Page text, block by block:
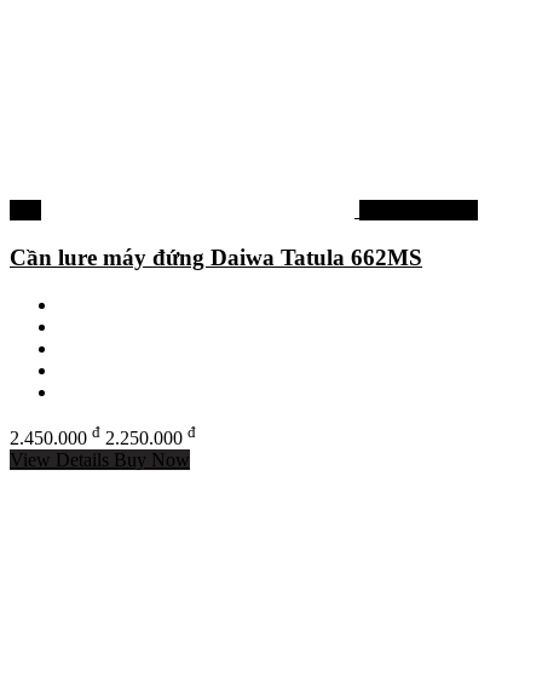
Cần lure máy đứng Daiwa Tatula 662MS
2.450.000 đ 2.250.000 đ
View Details Buy Now